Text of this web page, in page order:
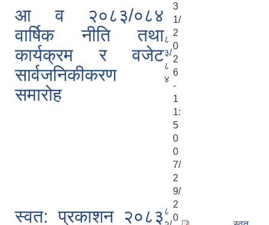
आ व २०८३/०८४
वार्षिक नीति तथा
कार्यक्रम र वजेट
सार्वजनिकीकरण
समारोह
८
३/
८
४
3
1/
2
0
2
6
-
1
1:
5
0
स्वत: प्रकाशन २०८३ ८
0
7/
2
9/
2
0